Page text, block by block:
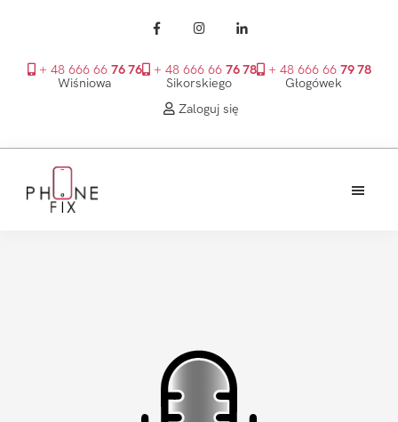
+ 48 666 66 76 76
Wiśniowa
+ 48 666 66 76 78
Sikorskiego
+ 48 666 66 79 78
Głogówek
Zaloguj się
głównego